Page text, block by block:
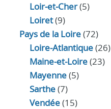
Loir‑et‑Cher(5)
Loiret(9)
Pays de la Loire(72)
Loire-Atlantique(26)
Maine-et-Loire(23)
Mayenne(5)
Sarthe(7)
Vendée(15)